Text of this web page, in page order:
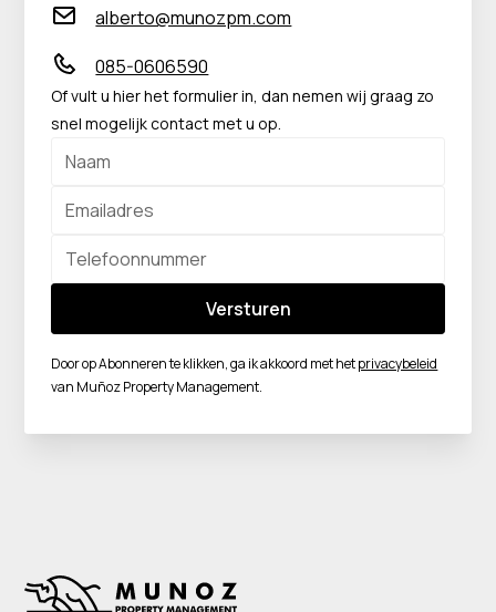
alberto@munozpm.com
085-0606590
Of vult u hier het formulier in, dan nemen wij graag zo
snel mogelijk contact met u op.
Door op Abonneren te klikken, ga ik akkoord met hetprivacybeleid
van Muñoz Property Management.